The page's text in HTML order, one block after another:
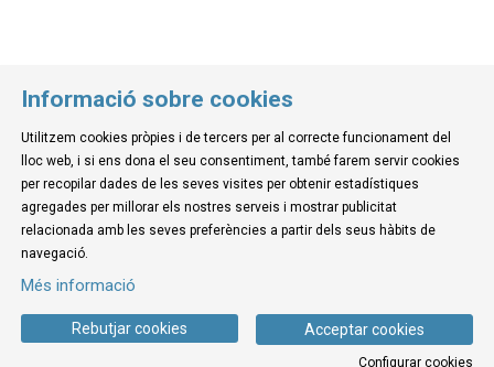
© Museu de la Mediterrània
C. d'Ullà, 27-31 | 17257 Torroella de Montgrí
Tel. 972 755 180 a/e: info@museudelamediterrania.cat
Sitemap
Link a instagram
Link a youtube
Link a twitter
Link a facebook
Informació sobre cookies
Utilitzem cookies pròpies i de tercers per al correcte funcionament del
lloc web, i si ens dona el seu consentiment, també farem servir cookies
per recopilar dades de les seves visites per obtenir estadístiques
agregades per millorar els nostres serveis i mostrar publicitat
relacionada amb les seves preferències a partir dels seus hàbits de
navegació.
Més informació
Acceptar cookies
Rebutjar cookies
Configurar cookies